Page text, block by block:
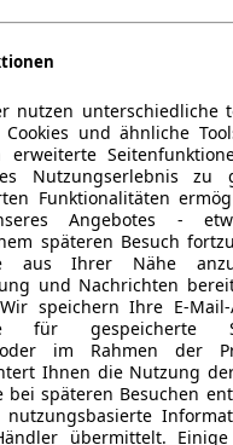
Wolfenbüttel
Black Edition
nutzen unterschiedliche
und ähnliche
Nutzungserlebnis zu
Funktionalitäten
Angebotes -
späteren Besuch
aus Ihrer Nähe
und Nachrichten
speichern Ihre E-Mail-
gespeicherte
im Rahmen der
Ihnen die Nutzung
bei späteren Besuchen
übermittelt. Einige